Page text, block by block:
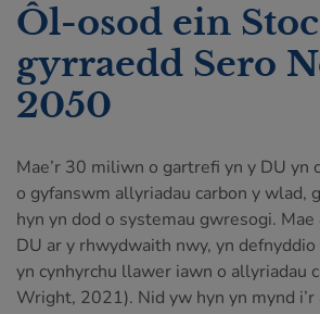
Ôl-osod ein
gyrraedd Sero
2050
Mae’r 30 miliwn o gartrefi yn y DU yn
o gyfanswm allyriadau carbon y wlad,
hyn yn dod o systemau gwresogi.
DU ar y rhwydwaith nwy, yn
yn cynhyrchu llawer iawn o allyriadau
Wright, 2021). Nid yw hyn yn mynd